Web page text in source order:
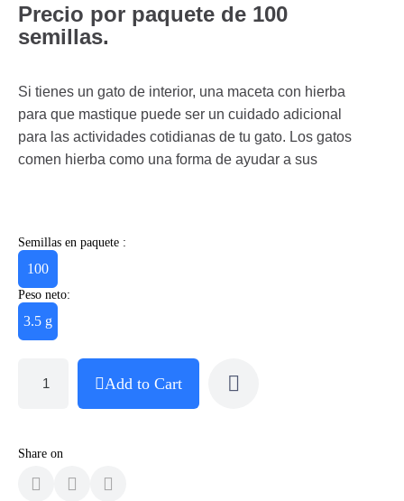
Precio por paquete de 100
semillas.
Si tienes un gato de interior, una maceta con hierba
para que mastique puede ser un cuidado adicional
para las actividades cotidianas de tu gato. Los gatos
comen hierba como una forma de ayudar a sus
Semillas en paquete :
100
Peso neto:
3.5 g
Add to Cart
Share on